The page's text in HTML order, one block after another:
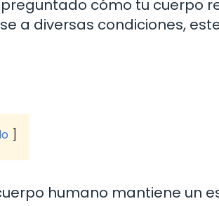
cómo tu cuerpo
a diversas condiciones,
humano mantiene un